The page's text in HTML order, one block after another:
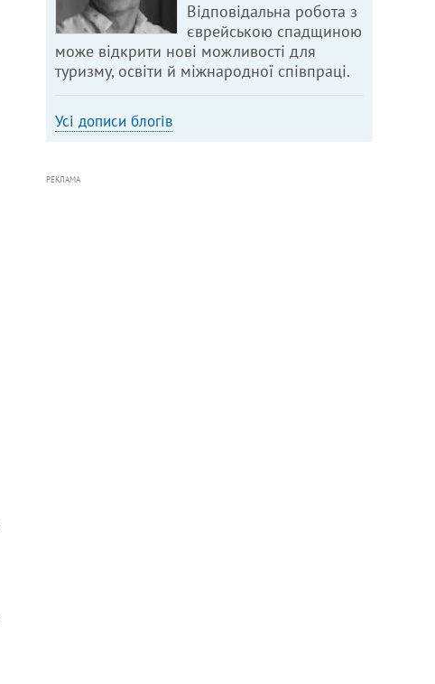
Відповідальна робота з
єврейською спадщиною
може відкрити нові можливості для
туризму, освіти й міжнародної співпраці.
Усі дописи блогів
РЕКЛАМА